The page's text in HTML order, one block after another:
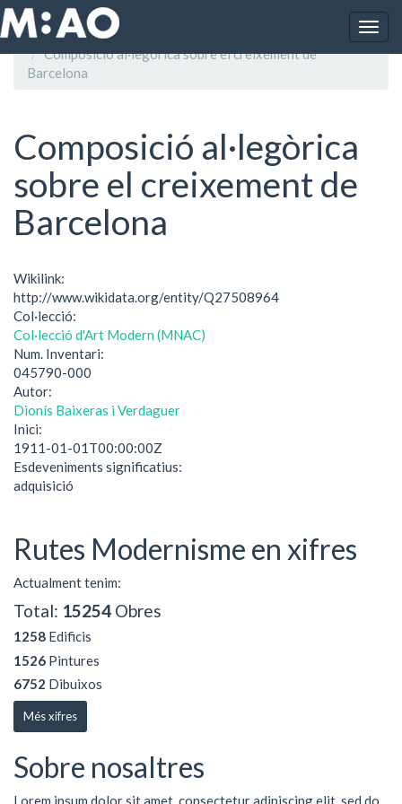
Vés al contingut
Inici
Composició al·legòrica sobre el creixement de
Barcelona
Composició al·legòrica
sobre el creixement de
Barcelona
Wikilink:
http://www.wikidata.org/entity/Q27508964
Col·lecció:
Col·lecció d'Art Modern (MNAC)
Num. Inventari:
045790-000
Autor:
Dionís Baixeras i Verdaguer
Inici:
1911-01-01T00:00:00Z
Esdeveniments significatius:
adquisició
Rutes Modernisme en xifres
Actualment tenim:
Total: 15254 Obres
1258 Edificis
1526 Pintures
6752 Dibuixos
Més xifres
Sobre nosaltres
Lorem ipsum dolor sit amet, consectetur adipiscing elit, sed do